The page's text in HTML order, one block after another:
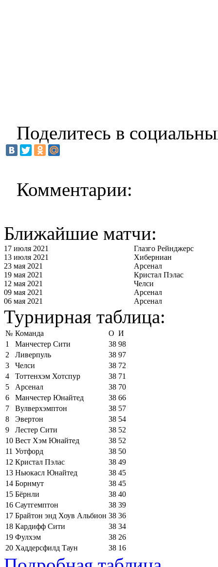
Поделитесь в
Комментарии:
Ближайшие матчи:
17 июля 2021
Глазго Рейнджерс
13 июля 2021
Хиберниан
23 мая 2021
Арсенал
19 мая 2021
Кристал Пэлас
12 мая 2021
Челси
09 мая 2021
Арсенал
06 мая 2021
Арсенал
Турнирная таблица:
№ Команда О И
1
Манчестер Сити 38 98
2
Ливерпуль 38 97
3
Челси 38 72
4
Тоттенхэм Хотспур 38 71
5
Арсенал 38 70
6
Манчестер Юнайтед 38 66
7
Вулверхэмптон 38 57
8
Эвертон 38 54
9
Лестер Сити 38 52
10 Вест Хэм Юнайтед 38 52
11 Уотфорд 38 50
12 Кристал Пэлас 38 49
13 Ньюкасл Юнайтед 38 45
14 Борнмут 38 45
15 Бёрнли 38 40
16 Саутгемптон 38 39
17 Брайтон энд Хоув Альбион 38 36
18 Кардифф Сити 38 34
19 Фулхэм 38 26
20 Хаддерсфилд Таун 38 16